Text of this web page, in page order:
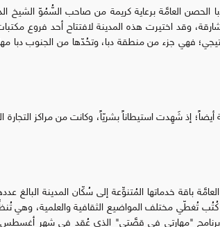
مكتبة دبا الحصن العامَّة برعاية كريمة من صاحب السُّمُوّ
وقد اختيرت هذه المدينة لافتتاح أحد فروع
فهي جزء من منطقة دبا، وتحُدّها من الجنوب دبا
أيضاً؛ إذ شَهِدت استيطاناً بشريّاً، وكانت من مراكز
كُتُب تُغطّي مختلف المواضيع الثقافية والعلمية، وهي